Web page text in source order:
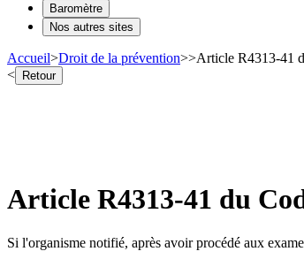
Baromètre
Nos autres sites
Accueil>Droit de la prévention>>Article R4313-41
< Retour
Article R4313-41 du
Si l'organisme notifié, après avoir procédé aux